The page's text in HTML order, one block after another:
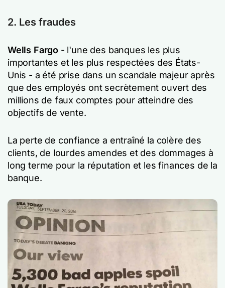
2. Les fraudes
Wells Fargo - l'une des banques les plus
importantes et les plus respectées des États-
Unis - a été prise dans un scandale majeur après
que des employés ont secrètement ouvert des
millions de faux comptes pour atteindre des
objectifs de vente.
La perte de confiance a entraîné la colère des
clients, de lourdes amendes et des dommages à
long terme pour la réputation et les finances de la
banque.